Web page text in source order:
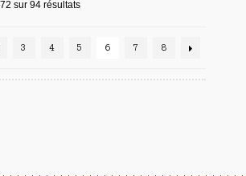
sur 94 résultats
3 4 5 6 7 8